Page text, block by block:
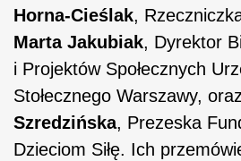
Horna-Cieślak,
Marta Jakubiak, Dyrektor
i Projektów Społecznych
Stołecznego Warszawy, oraz
Szredzińska, Prezeska
Dzieciom Siłę. Ich